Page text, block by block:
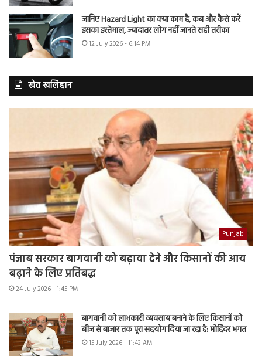
जानिए Hazard Light का क्या काम है, कब और कैसे करें
इसका इस्तेमाल, ज्यादातर लोग नहीं जानते सही तरीका
12 July 2026 - 6:14 PM
खेत खलिहान
Punjab
पंजाब सरकार बागवानी को बढ़ावा देने और किसानों की आय
बढ़ाने के लिए प्रतिबद्ध
24 July 2026 - 1:45 PM
बागवानी को लाभकारी व्यवसाय बनाने के लिए किसानों को
बीज से बाजार तक पूरा सहयोग दिया जा रहा है: मोहिंदर भगत
15 July 2026 - 11:43 AM